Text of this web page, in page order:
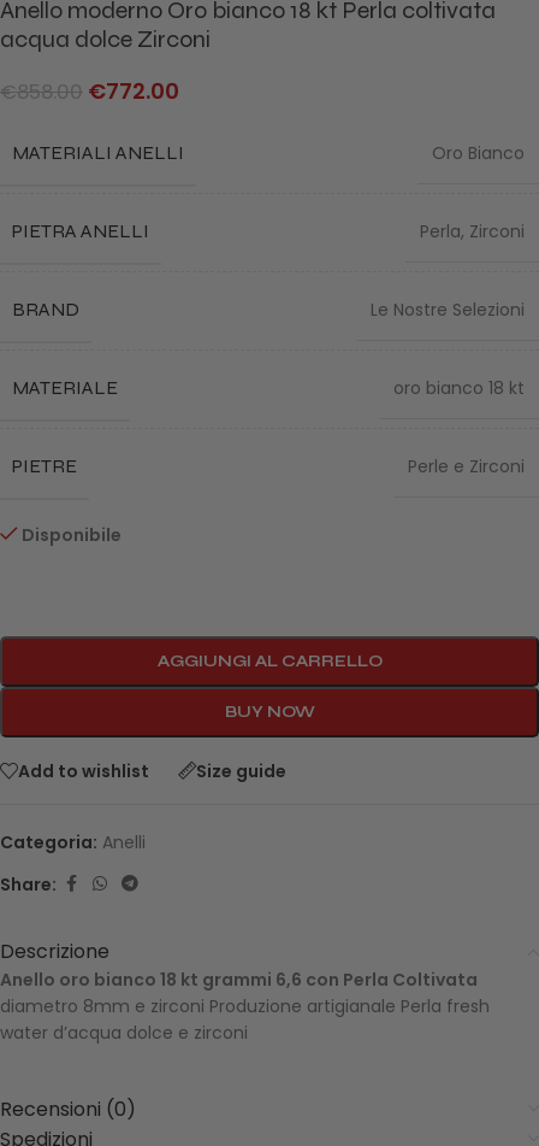
Anello moderno Oro bianco 18 kt Perla coltivata
acqua dolce Zirconi
€858.00 €772.00
MATERIALI ANELLI Oro Bianco
PIETRA ANELLI Perla, Zirconi
BRAND Le Nostre Selezioni
MATERIALE oro bianco 18 kt
PIETRE Perle e Zirconi
Disponibile
AGGIUNGI AL CARRELLO
BUY NOW
Add to wishlist Size guide
Categoria: Anelli
Share:
Descrizione
Anello oro bianco 18 kt grammi 6,6 con Perla Coltivata
diametro 8mm e zirconi Produzione artigianale Perla fresh
water d’acqua dolce e zirconi
Recensioni (0)
Spedizioni